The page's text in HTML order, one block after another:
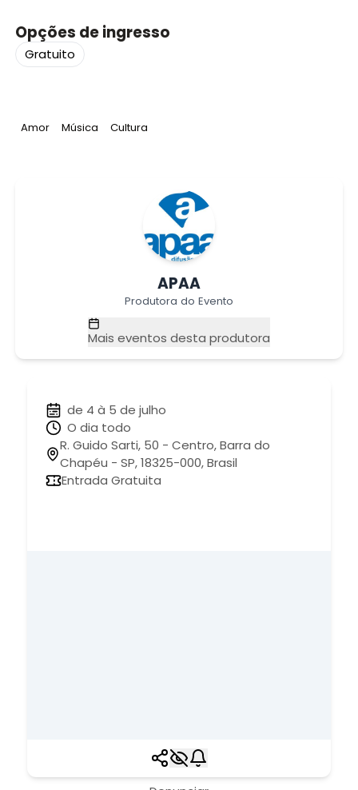
Opções de ingresso
Gratuito
Tag:
Amor Tag:
Música Tag:
Cultura
APAA
Produtora do Evento
Mais eventos desta produtora
de 4 à 5 de julho
O dia todo
R. Guido Sarti, 50 - Centro, Barra do
Chapéu - SP, 18325-000, Brasil
Entrada Gratuita